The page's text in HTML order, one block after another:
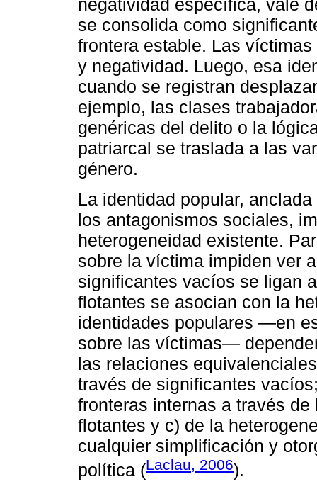
negatividad específica, vale
se consolida como
frontera estable. Las
y negatividad. Luego, esa
cuando se registran
ejemplo, las clases
genéricas del delito o la
patriarcal se traslada a las
género.
La identidad popular,
los antagonismos sociales,
heterogeneidad existente.
sobre la víctima impiden ver
significantes vacíos se ligan
flotantes se asocian con la
identidades populares ―en
sobre las víctimas―
las relaciones
través de significantes
fronteras internas a través
flotantes y c) de la
cualquier simplificación y
política (Laclau, 2006).